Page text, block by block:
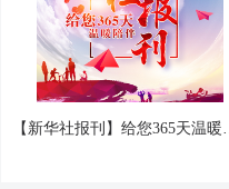
财政部中国财政杂志社